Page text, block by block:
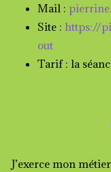
Mail :
Site : https://
out
Tarif : la
J’exerce mon